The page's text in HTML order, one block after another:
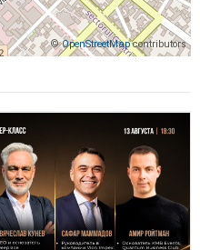
©OpenStreetMapcontributors